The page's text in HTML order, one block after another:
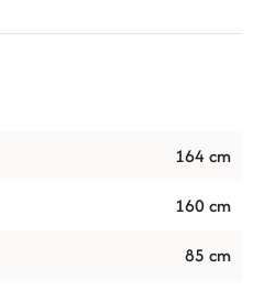
164 cm
160 cm
85 cm